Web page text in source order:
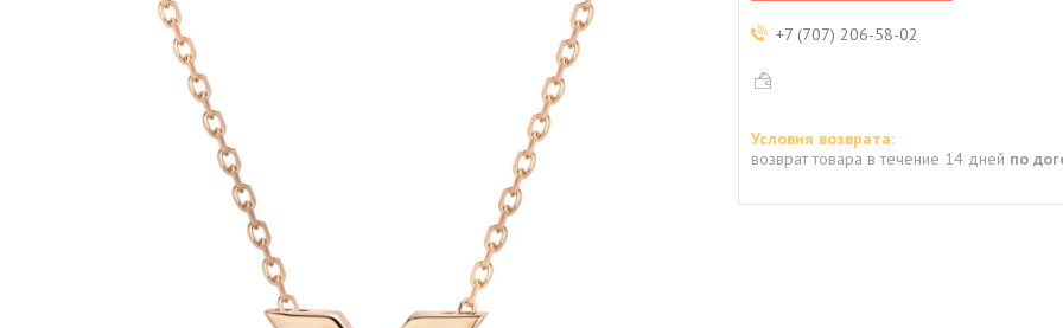
+7 (707) 206-58-02
возврат товара в течение 14 дней по